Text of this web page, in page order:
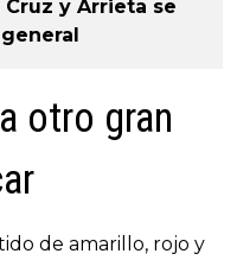
Cruz y Arrieta se
otro gran
de amarillo, rojo y